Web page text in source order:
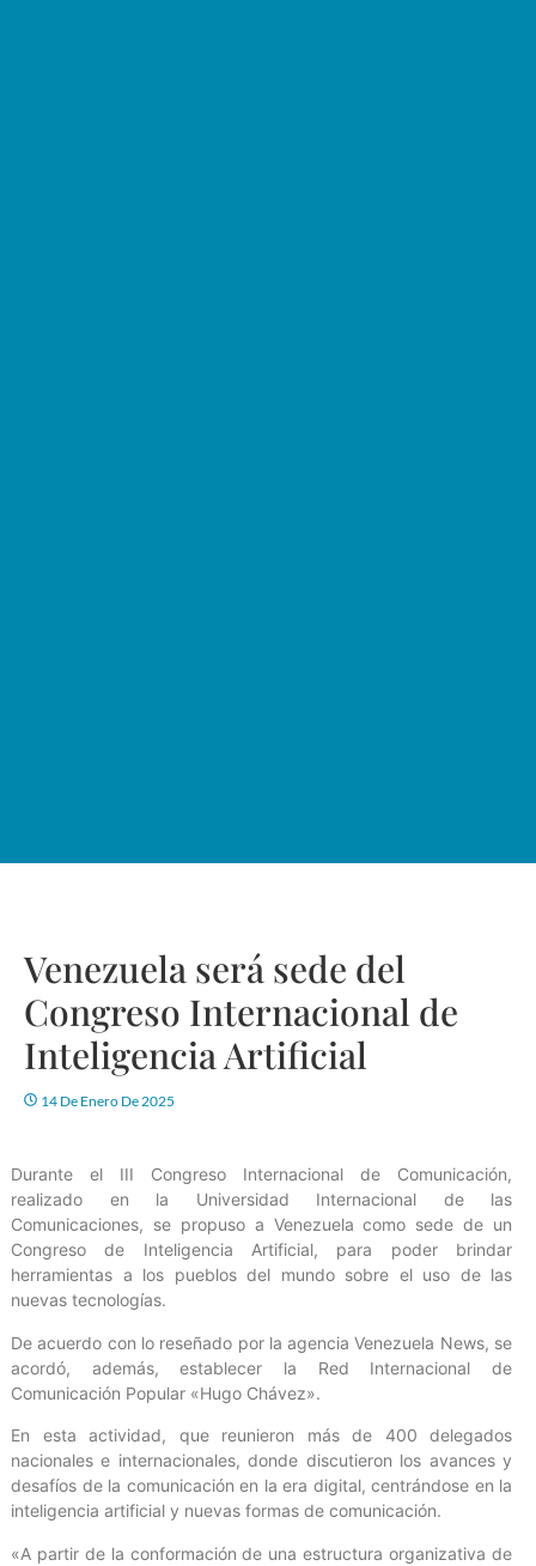
Venezuela será sede del
Congreso Internacional de
Inteligencia Artificial
14 De Enero De 2025
Durante el III Congreso Internacional de Comunicación,
realizado en la Universidad Internacional de las
Comunicaciones, se propuso a Venezuela como sede de un
Congreso de Inteligencia Artificial, para poder brindar
herramientas a los pueblos del mundo sobre el uso de las
nuevas tecnologías.
De acuerdo con lo reseñado por la agencia Venezuela News, se
acordó, además, establecer la Red Internacional de
Comunicación Popular «Hugo Chávez».
En esta actividad, que reunieron más de 400 delegados
nacionales e internacionales, donde discutieron los avances y
desafíos de la comunicación en la era digital, centrándose en la
inteligencia artificial y nuevas formas de comunicación.
«A partir de la conformación de una estructura organizativa de